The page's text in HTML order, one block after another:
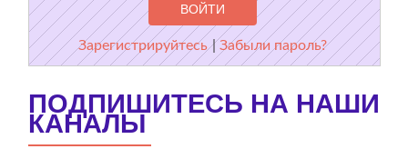
Зарегистрируйтесь |Забыли пароль?
ПОДПИШИТЕСЬ НА НАШИ
КАНАЛЫ